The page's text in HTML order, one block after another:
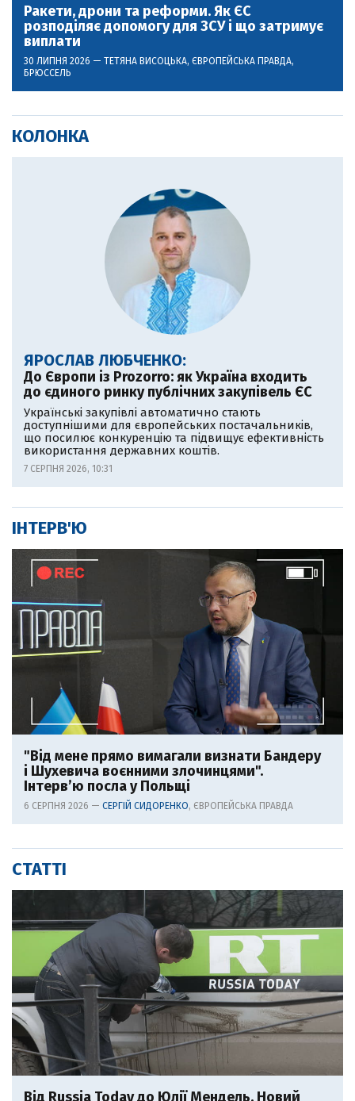
Ракети, дрони та реформи. Як ЄС
розподіляє допомогу для ЗСУ і що затримує
виплати
30 ЛИПНЯ 2026 — ТЕТЯНА ВИСОЦЬКА, ЄВРОПЕЙСЬКА ПРАВДА,
БРЮССЕЛЬ
КОЛОНКА
ЯРОСЛАВ ЛЮБЧЕНКО:
До Європи із Prozorro: як Україна входить
до єдиного ринку публічних закупівель ЄС
Українські закупівлі автоматично стають
доступнішими для європейських постачальників,
що посилює конкуренцію та підвищує ефективність
використання державних коштів.
7 СЕРПНЯ 2026, 10:31
ІНТЕРВ'Ю
"Від мене прямо вимагали визнати Бандеру
і Шухевича воєнними злочинцями".
Інтерв’ю посла у Польщі
6 СЕРПНЯ 2026 — СЕРГІЙ СИДОРЕНКО, ЄВРОПЕЙСЬКА ПРАВДА
СТАТТІ
Від Russia Today до Юлії Мендель. Новий